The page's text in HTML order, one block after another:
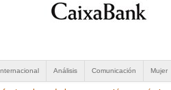
Análisis Comunicación Mujer